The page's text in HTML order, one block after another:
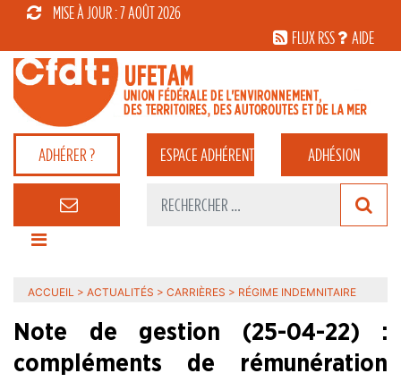
MISE À JOUR : 7 AOÛT 2026
FLUX RSS
AIDE
ADHÉRER ? ESPACEADHÉRENT ADHÉSION
ACCUEIL > ACTUALITÉS > CARRIÈRES > RÉGIME INDEMNITAIRE
Note de gestion (25-04-22) :
compléments de rémunération